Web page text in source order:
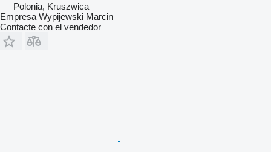
Polonia, Kruszwica
Empresa Wypijewski Marcin
Contacte con el vendedor